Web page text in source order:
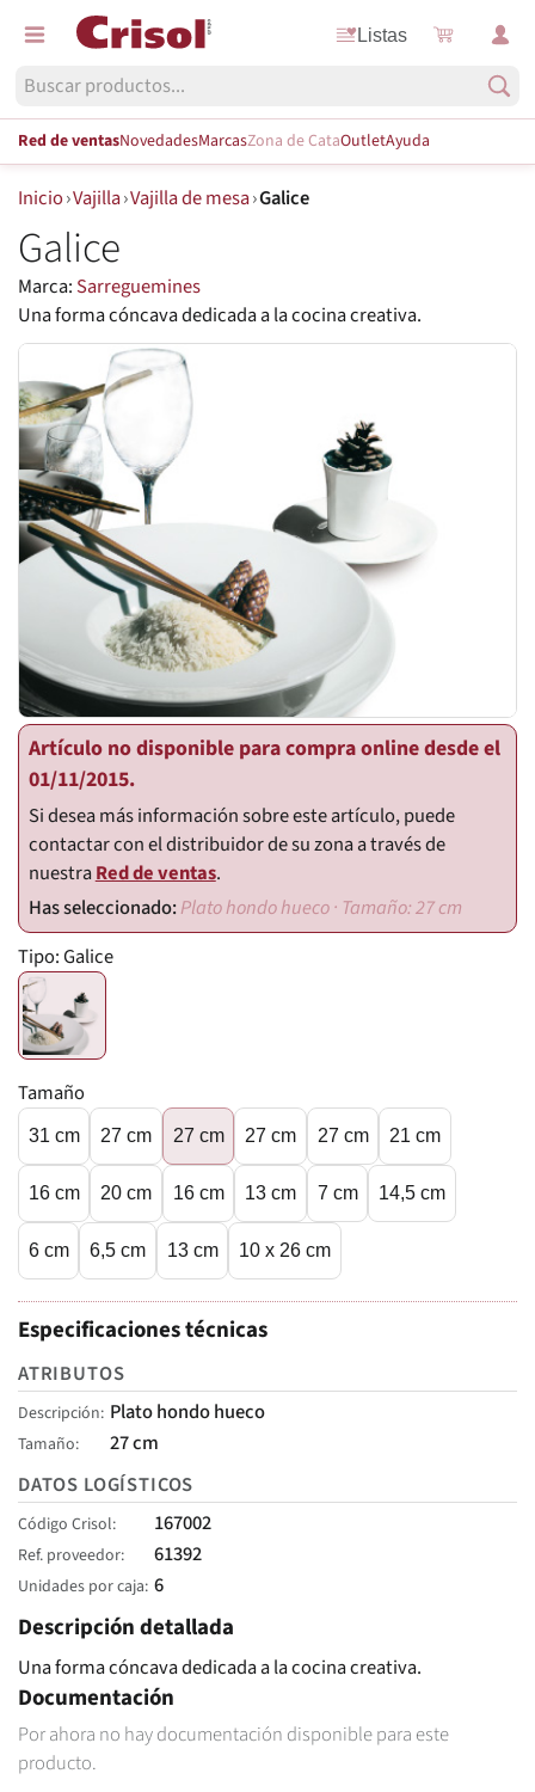
Listas
Red de ventasNovedadesMarcasZona de CataOutletAyuda
Inicio›Vajilla›Vajilla de mesa›Galice
Galice
Marca: Sarreguemines
Una forma cóncava dedicada a la cocina creativa.
Artículo no disponible para compra online desde el
01/11/2015.
Si desea más información sobre este artículo, puede
contactar con el distribuidor de su zona a través de
nuestraRed de ventas.
Plato hondo hueco · Tamaño: 27 cm
Tipo:Galice
Tamaño
31 cm 27 cm 27 cm 27 cm 27 cm 21 cm
16 cm 20 cm 16 cm 13 cm 7 cm 14,5 cm
6 cm 6,5 cm 13 cm 10 x 26 cm
Especificaciones técnicas
ATRIBUTOS
Descripción Plato hondo hueco
Tamaño
27 cm
DATOS LOGÍSTICOS
Código Crisol 167002
Ref. proveedor 61392
Unidades por caja 6
Descripción detallada
Una forma cóncava dedicada a la cocina creativa.
Documentación
Por ahora no hay documentación disponible para este
producto.